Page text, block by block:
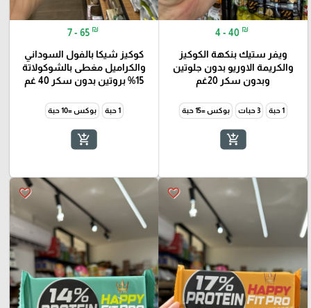
4 - 40 ₪
ويفر ستيك بنكهة الكوكيز
والكريمة الاوريو بدون جلوتين
وبدون سكر 20غم
1 حبة 3 حبات بوكس =15 حبة
add_shopping_cart
7 - 65 ₪
كوكيز شيكا بالفول السوداني
والكراميل مغطى بالشوكولاتة
15% بروتين بدون سكر 40 غم
1 حبة بوكس =10 حبة
add_shopping_cart
favorite_border
favorite_border